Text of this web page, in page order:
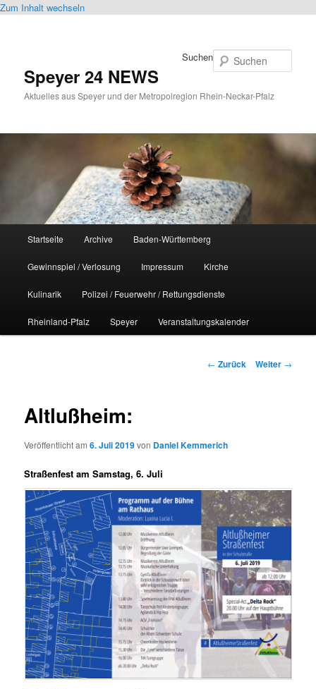
Zum Inhalt wechseln
Speyer 24 NEWS
Aktuelles aus Speyer und der Metropolregion Rhein-Neckar-Pfalz
Suchen
Startseite Archive Baden-Württemberg
Gewinnspiel / Verlosung Impressum Kirche
Kulinarik Polizei / Feuerwehr / Rettungsdienste
Rheinland-Pfalz Speyer Veranstaltungskalender
Beitrags-
← Zurück Weiter →
Altlußheim:
Veröffentlicht am6. Juli 2019von Daniel Kemmerich
Straßenfest am Samstag, 6. Juli